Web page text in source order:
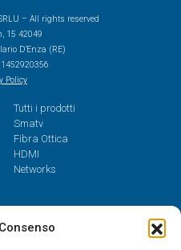
– All rights reserved
15 42049
D’Enza (RE)
Policy
Tutti i prodotti
Smatv
Fibra Ottica
HDMI
Networks